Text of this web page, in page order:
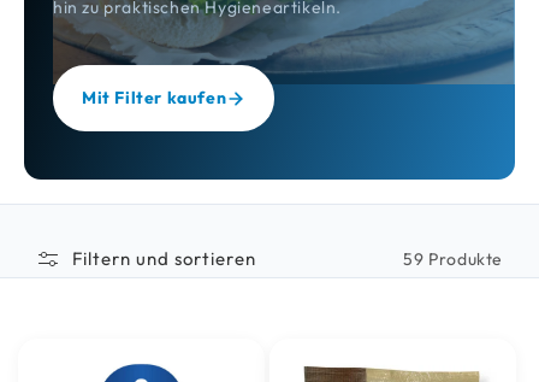
hin zu praktischen Hygieneartikeln.
Mit Filter kaufen
Filtern und sortieren 59 Produkte